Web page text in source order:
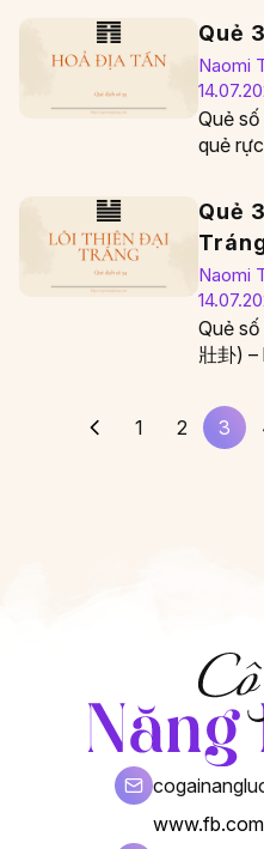
Quẻ
Naomi
Quẻ
quẻ
Quẻ
Naomi
Quẻ
壯卦)
1
2 3